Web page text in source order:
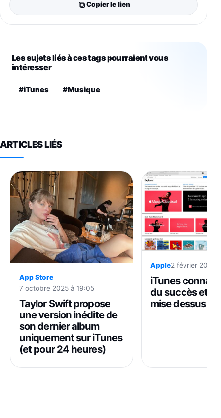
Copier le lien
Les sujets liés à ces tags pourraient vous
intéresser
#iTunes #Musique
ARTICLES LIÉS
App Store
7 octobre 2025 à 19:05
Taylor Swift propose
une version inédite de
son dernier album
uniquement sur iTunes
(et pour 24 heures)
Apple2 février 2026
iTunes connaît
du succès et
mise dessus